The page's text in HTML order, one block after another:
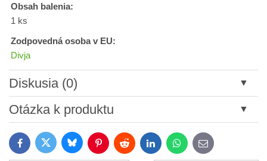
Obsah balenia:
1 ks
Zodpovedná osoba v EU:
Divja
Diskusia (0)
Nový komentár
Názov:
Otázka k produktu
FacebookTwitter BlueskyPinterestReddit LinkedInWhatsApp
E-
mail